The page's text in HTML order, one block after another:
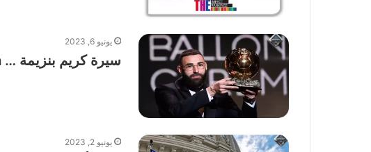
يونيو 6, 2023
سيرة كريم بنزيمة … Karim benzima
يونيو 2, 2023